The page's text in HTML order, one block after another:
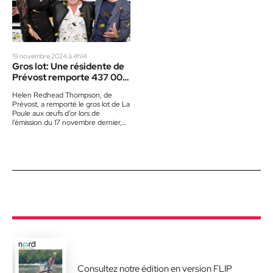
19 novembre 2024 à 4h14
Gros lot: Une résidente de
Prévost remporte 437 000
Helen Redhead Thompson, de
Prévost, a remporté le gros lot de La
Poule aux œufs d’or lors de
l’émission du 17 novembre dernier,
Consultez notre édition en version FLIP